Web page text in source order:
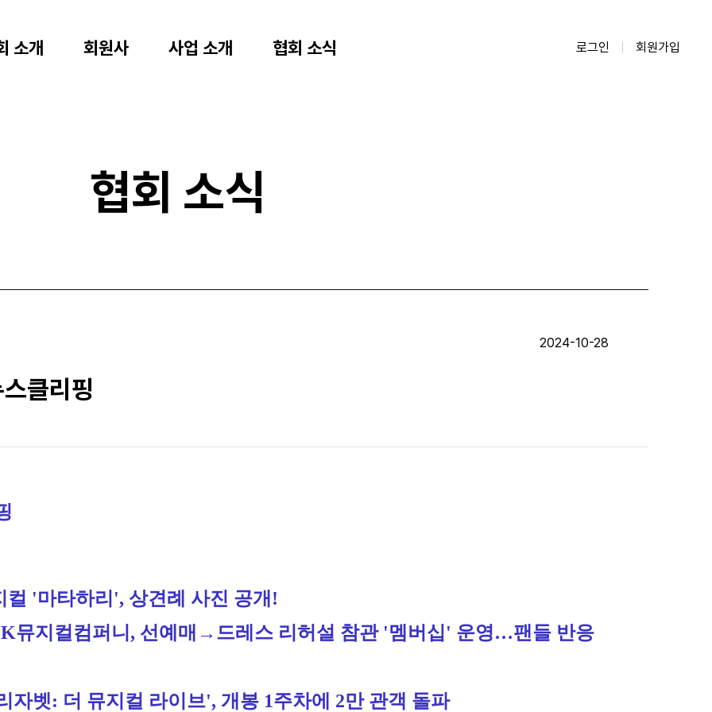
소개 회원사 사업 소개 협회 소식 로그인 회원가입
협회 소식
2024-10-28
클리핑
컬 '마타하리', 상견례 사진 공개!
뮤지컬컴퍼니, 선예매→드레스 리허설 참관 '멤버십' 운영…팬들 반응
자벳: 더 뮤지컬 라이브', 개봉 1주차에 2만 관객 돌파